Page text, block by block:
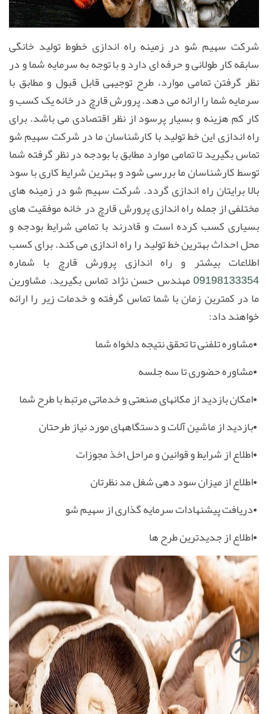
شرکت سهیم شو در زمینه راه اندازی خطوط تولید خانگی
سابقه کار طولانی و حرفه ای دارد و با توجه به سرمایه شما و در
نظر گرفتن تمامی موارد، طرح توجیهی قابل قبول و مطابق با
سرمایه شما را ارائه می دهد. پرورش قارچ در خانه یک کسب و
کار کم هزینه و بسیار پرسود از نظر اقتصادی می باشد. برای
راه اندازی این خط تولید با کارشناسان ما در شرکت سهیم شو
تماس بگیرید تا تمامی موارد مطابق با بودجه در نظر گرفته شما
توسط کارشناسان ما بررسی شود و بهترین شرایط کاری با سود
بالا برایتان راه اندازی گردد. شرکت سهیم شو در زمینه های
مختلفی از جمله راه اندازی پرورش قارچ در خانه موفقیت های
بسیاری کسب کرده است و قادرند با تمامی شرایط بودجه و
محل احداث بهترین خط تولید را راه اندازی می کند. برای کسب
اطلاعات بیشتر و راه اندازی پرورش قارچ با شماره
09198133354مهندس حسن نژاد تماس بگیرید. مشاورین
ما در کمترین زمان با شما تماس گرفته و خدمات زیر را ارائه
خواهند داد:
•مشاوره تلفنی تا تحقق نتیجه دلخواه شما
•مشاوره حضوری تا سه جلسه
•امکان بازدید از مکانهای صنعتی و خدماتی مرتبط با طرح شما
•بازدید از ماشین آلات و دستگاههای مورد نیاز طرحتان
•اطلاع از شرایط و قوانین و مراحل اخذ مجوزات
•اطلاع از میزان سود دهی شغل مد نظرتان
•دریافت پیشنهادات سرمایه گذاری از سهیم شو
•اطلاع از جدیدترین طرح ها